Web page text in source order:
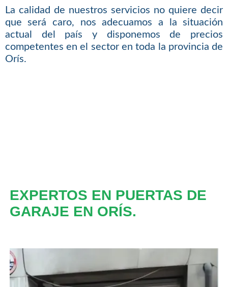
La calidad de nuestros servicios no quiere decir
que será caro, nos adecuamos a la situación
actual del país y disponemos de precios
competentes en el sector en toda la provincia de
Orís.
EXPERTOS EN PUERTAS DE
GARAJE EN ORÍS.